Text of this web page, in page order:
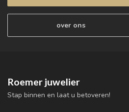
over ons
Roemer juwelier
Stap binnen en laat u betoveren!